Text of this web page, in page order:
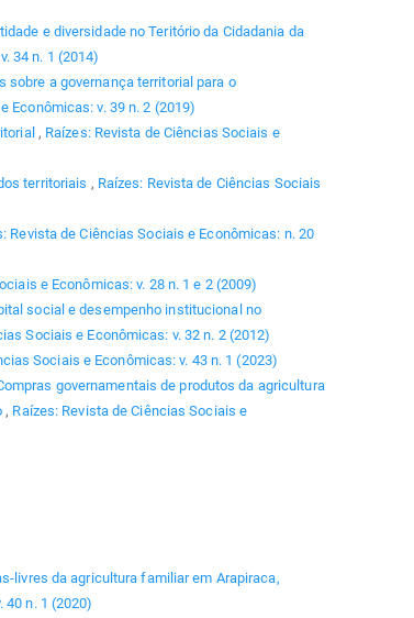
e diversidade no Teritório da Cidadania da
34 n. 1 (2014)
a governança territorial para o
Econômicas: v. 39 n. 2 (2019)
, Raízes: Revista de Ciências Sociais e
territoriais , Raízes: Revista de Ciências Sociais
Revista de Ciências Sociais e Econômicas: n. 20
e Econômicas: v. 28 n. 1 e 2 (2009)
social e desempenho institucional no
Sociais e Econômicas: v. 32 n. 2 (2012)
Sociais e Econômicas: v. 43 n. 1 (2023)
governamentais de produtos da agricultura
, Raízes: Revista de Ciências Sociais e
livres da agricultura familiar em Arapiraca,
40 n. 1 (2020)